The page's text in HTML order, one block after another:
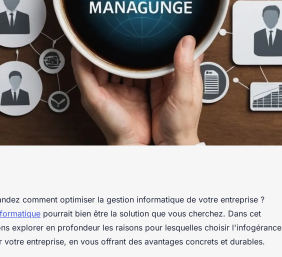
entreprise
comment optimiser la gestion informatique de votre entreprise ?
pourrait bien être la solution que vous cherchez. Dans cet
explorer en profondeur les raisons pour lesquelles choisir l'infogérance
votre entreprise, en vous offrant des avantages concrets et durables.